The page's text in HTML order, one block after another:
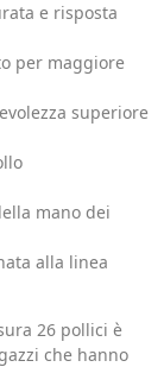
e risposta
per maggiore
superiore
mano dei
alla linea
26 pollici è
che hanno